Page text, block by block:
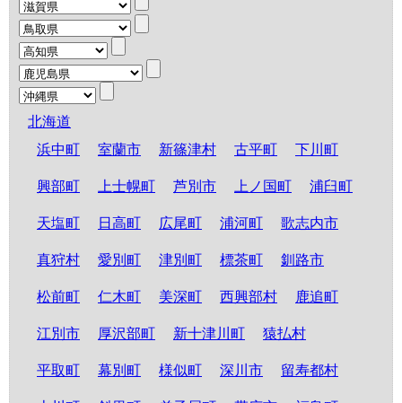
北海道
浜中町
室蘭市 新篠津村 古平町 下川町
興部町 上士幌町 芦別市 上ノ国町 浦臼町
天塩町 日高町 広尾町 浦河町 歌志内市
真狩村 愛別町 津別町 標茶町 釧路市
松前町 仁木町 美深町 西興部村 鹿追町
江別市 厚沢部町 新十津川町 猿払村
平取町 幕別町 様似町 深川市 留寿都村